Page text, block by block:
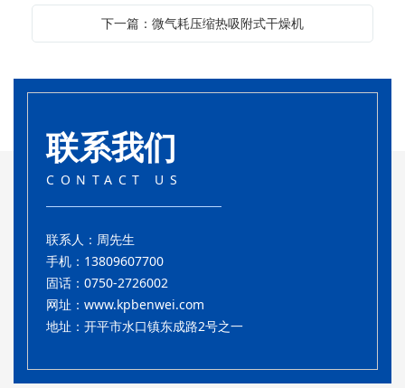
下一篇：微气耗压缩热吸附式干燥机
联系我们
CONTACT US
联系人：周先生
手机：13809607700
固话：0750-2726002
网址： www.kpbenwei.com
地址：开平市水口镇东成路2号之一